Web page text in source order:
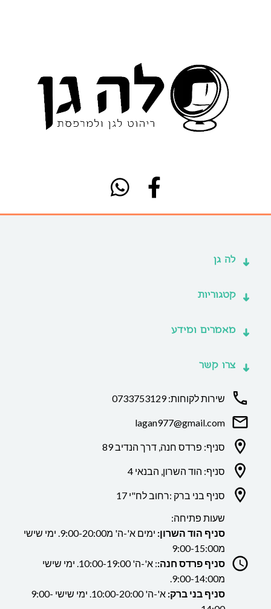
לה גן
קטגוריות
מאמרים ומידע
צרו קשר
שירות לקוחות: 0733753129
lagan977@gmail.com
סניף: פרדס חנה, דרך הנדיב 89
סניף: הוד השרון, הבנאי 4
סניף בני ברק :רחוב לח"י 17
שעות פתיחה:
סניף הוד השרון:
ימים א'-ה' מ9:00-20:00. ימי שישי
מ9:00-15:00
סניף פרדס חנה:
: א'-ה' 10:00-19:00. ימי שישי
מ9:00-14:00.
סניף בני ברק:
א'-ה' 10:00-20:00. ימי שישי 9:00-